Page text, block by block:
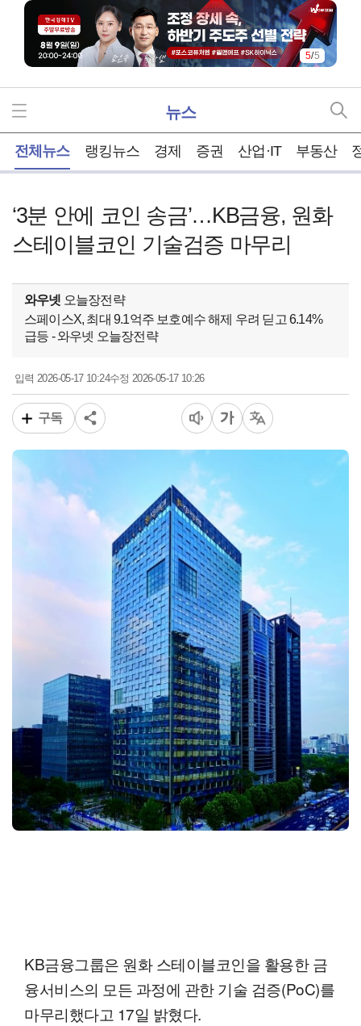
5/5
뉴스
전체뉴스 랭킹뉴스 경제 증권 산업·IT 부동산
‘3분 안에 코인 송금’…KB금융, 원화
스테이블코인 기술검증 마무리
와우넷 오늘장전략
스페이스X, 최대 9.1억주 보호예수 해제 우려 딛고 6.14%
급등 - 와우넷 오늘장전략
입력2026-05-17 10:24수정 2026-05-17 10:26
구독
KB금융그룹은 원화 스테이블코인을 활용한 금
융서비스의 모든 과정에 관한 기술 검증(PoC)를
마무리했다고 17일 밝혔다.